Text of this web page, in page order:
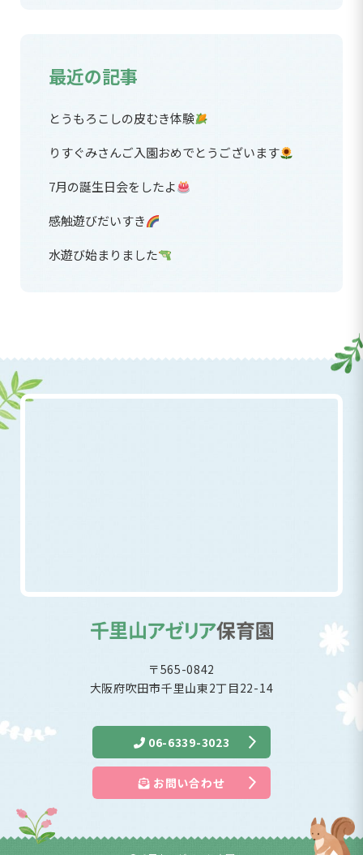
最近の記事
とうもろこしの皮むき体験
りすぐみさんご入園おめでとうございます
7月の誕生日会をしたよ
感触遊びだいすき
水遊び始まりました
〒565-0842
大阪府吹田市千里山東2丁目22-14
06-6339-3023
お問い合わせ